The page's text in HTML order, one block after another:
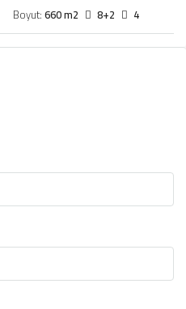
Boyut:660 m2 8+2 4